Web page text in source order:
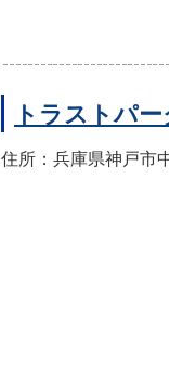
トラストパ
住所：兵庫県神戸市